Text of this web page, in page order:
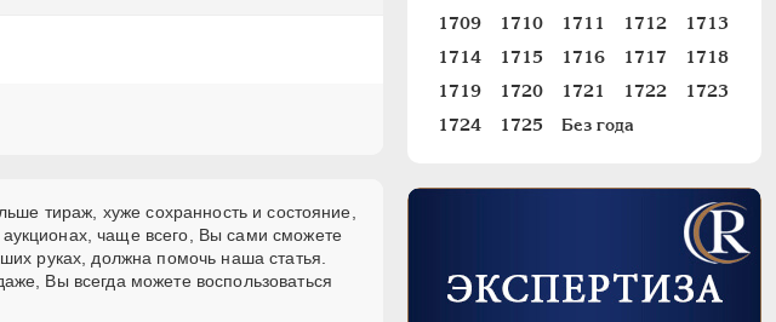
тираж, хуже сохранность и состояние,
чаще всего, Вы сами сможете
руках, должна помочь наша статья.
Вы всегда можете воспользоваться
1709
1710 1711 1712
1713
1714
1715 1716 1717
1718
1719
1720 1721 1722
1723
1724
1725 Без года